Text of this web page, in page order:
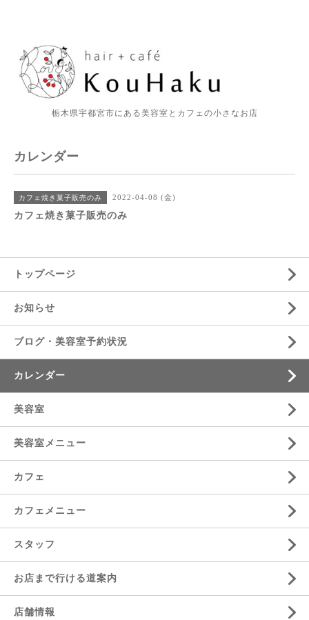
栃木県宇都宮市にある美容室とカフェの小さなお店
カレンダー
カフェ焼き菓子販売のみ 2022-04-08 (金)
カフェ焼き菓子販売のみ
トップページ
お知らせ
ブログ・美容室予約状況
カレンダー
美容室
美容室メニュー
カフェ
カフェメニュー
スタッフ
お店まで行ける道案内
店舗情報